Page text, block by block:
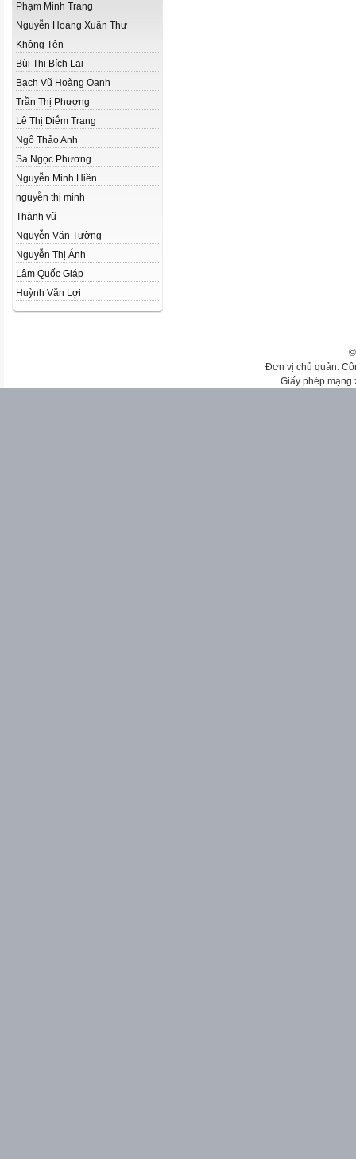
Phạm Minh Trang
Nguyễn Hoàng Xuân Thư
Không Tên
Bùi Thị Bích Lai
Bạch Vũ Hoàng Oanh
Trần Thị Phượng
Lê Thị Diễm Trang
Ngô Thảo Anh
Sa Ngọc Phương
Nguyễn Minh Hiền
nguyễn thị minh
Thành vũ
Nguyễn Văn Tường
Nguyễn Thị Ánh
Lâm Quốc Giáp
Huỳnh Văn Lợi
Đơn vị chủ quản:
Giấy phép mạng